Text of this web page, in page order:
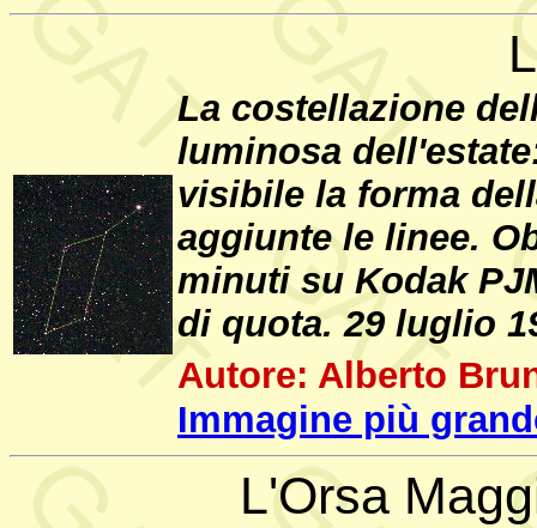
La costellazione
luminosa
visibile la forma
aggiunte le linee.
minuti su Kodak
di quota. 29 luglio
Autore: Alberto
Immagine più
L'Orsa